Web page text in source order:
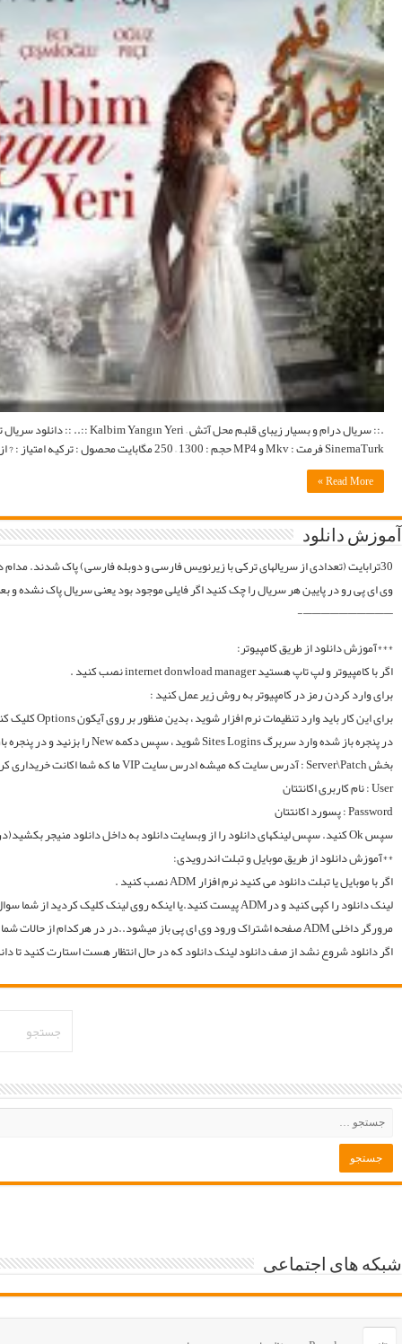
.:: سریال درام و بسیار زیبای قلبم محل آتش – Kalbim Yangın Yeri ::.. :: دانلود سریال ترکی Kalbim Yangın Yeri با زبان اصلی و لینک مستقیم ::. اطلاعات کامل : Wikipedia | وبسایت رسمی | تماشای آنلاین |
فایلارو گیر آوردیم دوباره آپلود میکنیم. قبل از خرید کردن اول فولدر سریال در سرور
لینک دانلود را کپی کنید و درADM پیست کنید.یا اینکه روی لینک کلیک کردید از شما سوال میکند با چه اپی دانلود شود و شما ADM را انتخاب میکنید.. سپس خود اپ از شما یوزر و پسوورد را سوال میکند یا در